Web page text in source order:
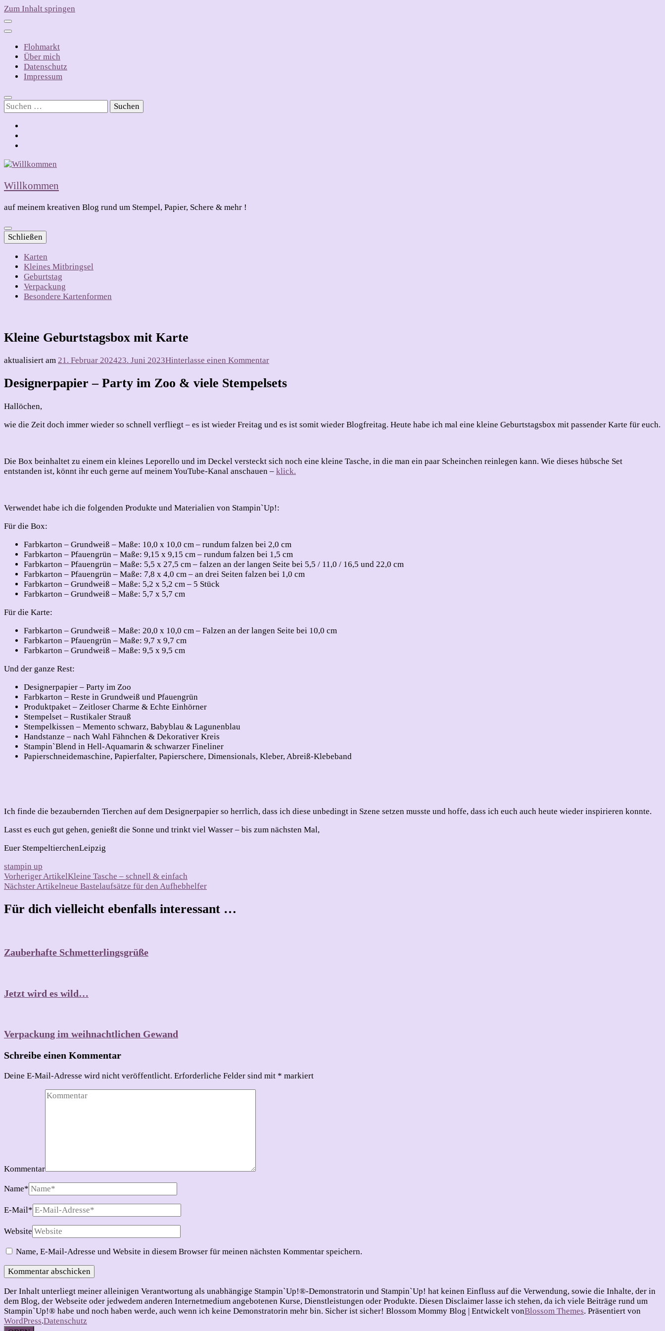
Zum Inhalt springen
Flohmarkt
Über mich
Datenschutz
Impressum
Suchen
nach:
Willkommen
auf meinem kreativen Blog rund um Stempel, Papier, Schere & mehr !
Schließen
Karten
Kleines Mitbringsel
Geburtstag
Verpackung
Besondere Kartenformen
Kleine Geburtstagsbox mit Karte
aktualisiert am 21. Februar 202423. Juni 2023Hinterlasse einen Kommentarzu
Geburtstagsbox
mit
Designerpapier – Party im Zoo & viele Stempelsets
Hallöchen,
wie die Zeit doch immer wieder so schnell verfliegt – es ist wieder Freitag und es ist somit wieder Blogfreitag. Heute habe ich mal eine kleine Geburtstagsbox mit passender Karte für euch.
Die Box beinhaltet zu einem ein kleines Leporello und im Deckel versteckt sich noch eine kleine Tasche, in die man ein paar Scheinchen reinlegen kann. Wie dieses hübsche Set
entstanden ist, könnt ihr euch gerne auf meinem YouTube-Kanal anschauen – klick.
Verwendet habe ich die folgenden Produkte und Materialien von Stampin`Up!:
Für die Box:
Farbkarton – Grundweiß – Maße: 10,0 x 10,0 cm – rundum falzen bei 2,0 cm
Farbkarton – Pfauengrün – Maße: 9,15 x 9,15 cm – rundum falzen bei 1,5 cm
Farbkarton – Pfauengrün – Maße: 5,5 x 27,5 cm – falzen an der langen Seite bei 5,5 / 11,0 / 16,5 und 22,0 cm
Farbkarton – Pfauengrün – Maße: 7,8 x 4,0 cm – an drei Seiten falzen bei 1,0 cm
Farbkarton – Grundweiß – Maße: 5,2 x 5,2 cm – 5 Stück
Farbkarton – Grundweiß – Maße: 5,7 x 5,7 cm
Für die Karte:
Farbkarton – Grundweiß – Maße: 20,0 x 10,0 cm – Falzen an der langen Seite bei 10,0 cm
Farbkarton – Pfauengrün – Maße: 9,7 x 9,7 cm
Farbkarton – Grundweiß – Maße: 9,5 x 9,5 cm
Und der ganze Rest:
Designerpapier – Party im Zoo
Farbkarton – Reste in Grundweiß und Pfauengrün
Produktpaket – Zeitloser Charme & Echte Einhörner
Stempelset – Rustikaler Strauß
Stempelkissen – Memento schwarz, Babyblau & Lagunenblau
Handstanze – nach Wahl Fähnchen & Dekorativer Kreis
Stampin`Blend in Hell-Aquamarin & schwarzer Fineliner
Papierschneidemaschine, Papierfalter, Papierschere, Dimensionals, Kleber, Abreiß-Klebeband
Ich finde die bezaubernden Tierchen auf dem Designerpapier so herrlich, dass ich diese unbedingt in Szene setzen musste und hoffe, dass ich euch auch heute wieder inspirieren konnte.
Lasst es euch gut gehen, genießt die Sonne und trinkt viel Wasser – bis zum nächsten Mal,
Euer StempeltierchenLeipzig
stampin up
Beitragsnavigation
Vorheriger ArtikelKleine Tasche – schnell & einfach
Nächster Artikelneue Bastelaufsätze für den Aufhebhelfer
Für dich vielleicht ebenfalls interessant …
Zauberhafte Schmetterlingsgrüße
Jetzt wird es wild…
Verpackung im weihnachtlichen Gewand
Schreibe einen Kommentar
Deine E-Mail-Adresse wird nicht veröffentlicht. Erforderliche Felder sind mit * markiert
Kommentar
Name*
E-Mail*
Website
Name, E-Mail-Adresse und Website in diesem Browser für meinen nächsten Kommentar speichern.
Der Inhalt unterliegt meiner alleinigen Verantwortung als unabhängige Stampin`Up!®-Demonstratorin und Stampin`Up! hat keinen Einfluss auf die Verwendung, sowie die Inhalte, der in
dem Blog, der Webseite oder jedwedem anderen Internetmedium angebotenen Kurse, Dienstleistungen oder Produkte. Diesen Disclaimer lasse ich stehen, da ich viele Beiträge rund um
Stampin`Up!® habe und noch haben werde, auch wenn ich keine Demonstratorin mehr bin. Sicher ist sicher! Blossom Mommy Blog | Entwickelt vonBlossom Themes. Präsentiert von
WordPress.Datenschutz